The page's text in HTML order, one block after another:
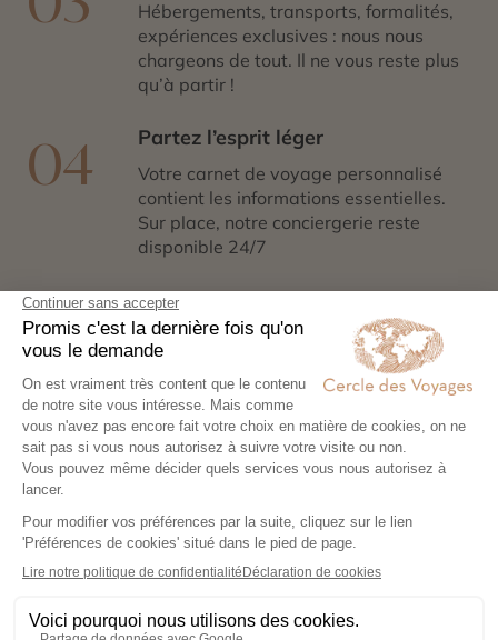
Hébergements, transports, formalités,
expériences exclusives : nous nous
chargeons de tout. Il ne vous reste plus
qu’à partir !
04 Partez l’esprit léger
Votre carnet de voyage personnalisé
contient les informations essentielles.
Sur place, notre conciergerie reste
disponible 24/7
Destinations à proximité de El
Jem